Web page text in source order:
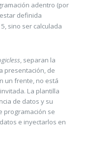
adentro (por
definida
sino ser calculada
, separan la
presentación, de
un frente, no está
La plantilla
de datos y su
programación se
e inyectarlos en